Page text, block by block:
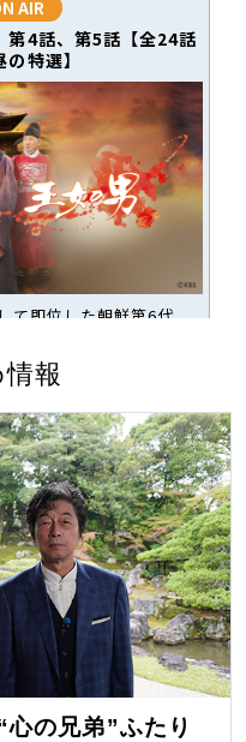
報
の兄弟”ふたり